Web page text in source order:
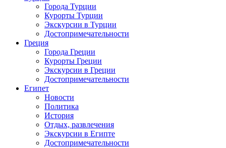
Города Турции
Курорты Турции
Экскурсии в Турции
Достопримечательности
Греция
Города Греции
Курорты Греции
Экскурсии в Греции
Достопримечательности
Египет
Новости
Политика
История
Отдых, развлечения
Экскурсии в Египте
Достопримечательности